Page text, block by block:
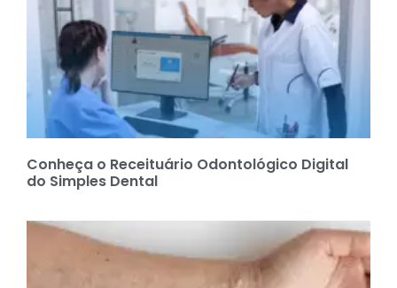
Conheça o Receituário Odontológico Digital
do Simples Dental